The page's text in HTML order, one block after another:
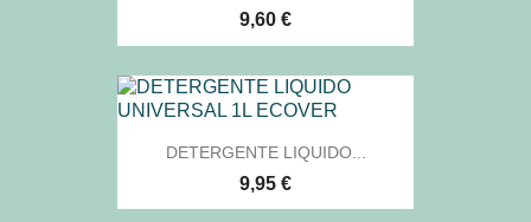
9,60 €
DETERGENTE LIQUIDO...
9,95 €